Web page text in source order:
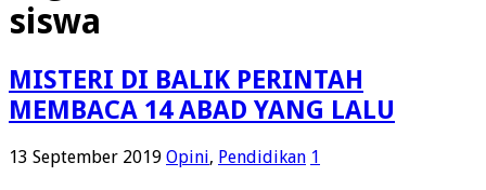
siswa
MISTERI DI BALIK PERINTAH
MEMBACA 14 ABAD YANG LALU
13 September 2019 Opini, Pendidikan 1